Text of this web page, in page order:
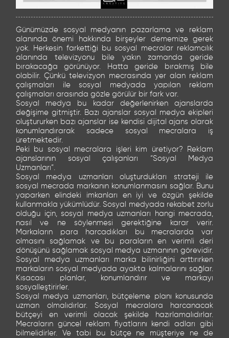
Günümüzde sosyal medyanın pazarlama ve reklam
alanında önemi hakkında birşeyler dememize gerek
yok. Herkesin farkettiği bu sosyal mecralar reklamcılık
alanında televizyonu bile yakın zamanda geride
bırakacağa görünüyor. Hatta geride bırakmış bile
olabilir. Çünkü televizyon mecrasında yer alan reklam
çalışmaları ile sosyal medyada yapılan reklam
çalışmaları arasında gözle görülür bir fark var.
Sosyal medya bu kadar değerlenirken ajanslarda
değişime gitmiştir. Bazı ajanslar sosyal medya ekipleri
oluştururken bazı ajanslar ise kendisi dijital ajans olarak
konumlandırarak sadece sosyal mecralara iş
üretmektedir.
Peki bu sosyal mecralara işleri kim üretiyor? Reklam
ajanslarının sosyal çalışanları “Sosyal Medya
Uzmanları”.
Sosyal medya uzmanları oluşturdukları strateji ile
sosyal mecrada markanın konumlanmasını sağlar. Bunu
yaparken elindeki imkanları en iyi ve özgün şekilde
kullanmakla yükümlüdür. Sosyal medyada rekabet zorlu
olduğu için, sosyal medya uzmanları hangi mecrada,
nasıl ve ne söylenmesi gerektiğine karar verir.
Markaların para harcadıkları bu mecralarda var
olmasını sağlamak ve bu paraların en verimli deri
dönüşünü sağlamak sosyal medya uzmanının görevidir.
Sosyal medya uzmanları marka bilinirliğini arttırırken
markaların sosyal medyada ayakta kalmalarını sağlar.
Kısacası planlar, konumlandırır ve markayı
sosyalleştirirler.
Sosyal medya uzmanları, bütçeleme planı konusunda
uzman olmalıdırlar. Sosyal mecralara harcanacak
bütçeyi en verimli olacak şekilde hazırlamalıdırlar.
Mecraların güncel reklam fiyatlarını kendi adları gibi
bilmelidirler. Ve tabi bu bütçe ne müşteriye ne de